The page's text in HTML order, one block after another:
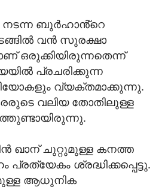
നടന്ന ബുർഹാൻ്റെ
വൻ സുരക്ഷാ
ഒരുക്കിയിരുന്നതെന്ന്
പ്രചരിക്കുന്ന
വ്യക്തമാക്കുന്നു.
വലിയ തോതിലുള്ള
ഖാന് ചുറ്റുമുള്ള കനത്ത
ശ്രദ്ധിക്കപ്പെട്ടു.
ആധുനിക